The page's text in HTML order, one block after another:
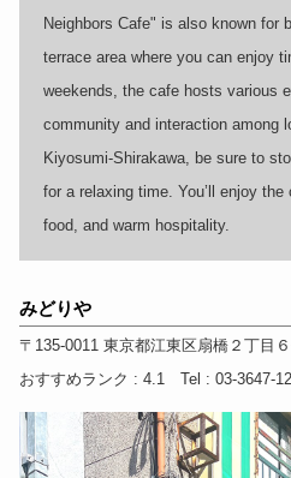
Neighbors Cafe" is also known for
terrace area where you can enjoy
weekends, the cafe hosts various
community and interaction among
Kiyosumi-Shirakawa, be sure to
for a relaxing time. You’ll enjoy
food, and warm hospitality.
みどりや
〒135-0011 東京都江東区扇橋２丁目
おすすめランク : 4.1 Tel : 03-3647-